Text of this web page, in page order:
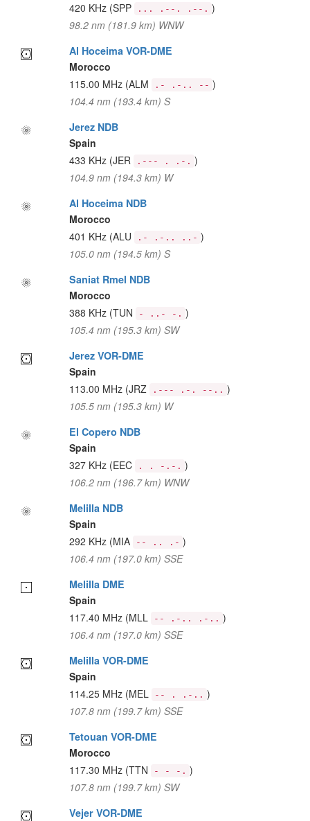
420 KHz (SPP ... .--. .--. )
98.2 nm (181.9 km) WNW
Al Hoceima VOR-DME
Morocco
115.00 MHz (ALM .- .-.. -- )
104.4 nm (193.4 km) S
Jerez NDB
Spain
433 KHz (JER .--- . .-. )
104.9 nm (194.3 km) W
Al Hoceima NDB
Morocco
401 KHz (ALU .- .-.. ..- )
105.0 nm (194.5 km) S
Saniat Rmel NDB
Morocco
388 KHz (TUN - ..- -. )
105.4 nm (195.3 km) SW
Jerez VOR-DME
Spain
113.00 MHz (JRZ .--- .-. --.. )
105.5 nm (195.3 km) W
El Copero NDB
Spain
327 KHz (EEC . . -.-. )
106.2 nm (196.7 km) WNW
Melilla NDB
Spain
292 KHz (MIA -- .. .- )
106.4 nm (197.0 km) SSE
Melilla DME
Spain
117.40 MHz (MLL -- .-.. .-.. )
106.4 nm (197.0 km) SSE
Melilla VOR-DME
Spain
114.25 MHz (MEL -- . .-.. )
107.8 nm (199.7 km) SSE
Tetouan VOR-DME
Morocco
117.30 MHz (TTN - - -. )
107.8 nm (199.7 km) SW
Vejer VOR-DME